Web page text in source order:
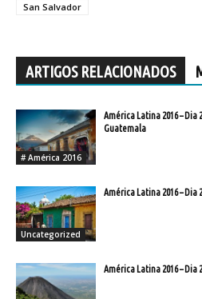
San Salvador
ARTIGOS RELACIONADOS
# América 2016
América Latina 2016 – Dia
Guatemala
Uncategorized
América Latina 2016 – Dia
América Latina 2016 – Dia